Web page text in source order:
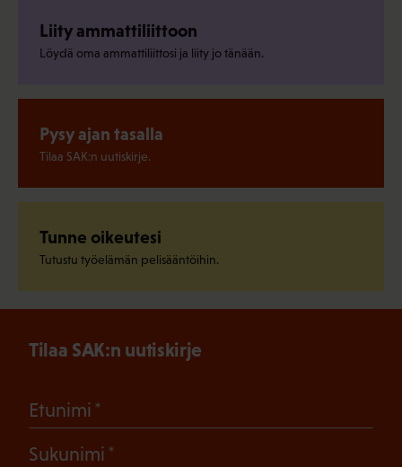
Liity ammattiliittoon
Löydä oma ammattiliittosi ja liity jo tänään.
Pysy ajan tasalla
Tilaa SAK:n uutiskirje.
Tunne oikeutesi
Tutustu työelämän pelisääntöihin.
Tilaa SAK:n uutiskirje
Etunimi
Sukunimi